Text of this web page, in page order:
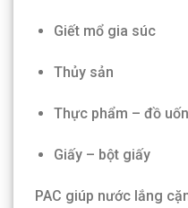
Giết mổ gia súc
Thủy sản
Thực phẩm – đồ
Giấy – bột giấy
PAC giúp nước lắng